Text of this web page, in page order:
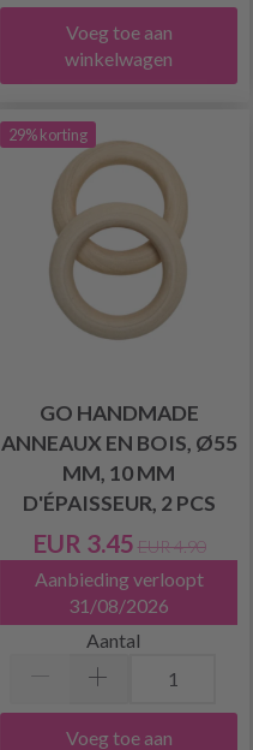
Voeg toe aan
winkelwagen
29% korting
GO HANDMADE
ANNEAUX EN BOIS, Ø55
MM, 10 MM
D'ÉPAISSEUR, 2 PCS
EUR 3.45 EUR 4.90
Aanbieding verloopt
31/08/2026
Aantal
Voeg toe aan